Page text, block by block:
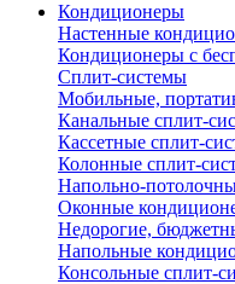
Кондиционеры
Настенные
Кондиционеры с
Сплит-системы
Мобильные,
Канальные сплит-
Кассетные сплит-
Колонные сплит-
Напольно-
Оконные
Недорогие,
Напольные
Консольные сплит-